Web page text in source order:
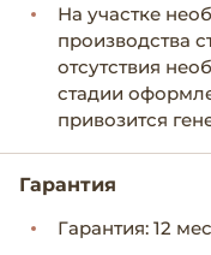
На участке
производства
отсутствия
стадии
привозится
Гарантия
Гарантия: 12